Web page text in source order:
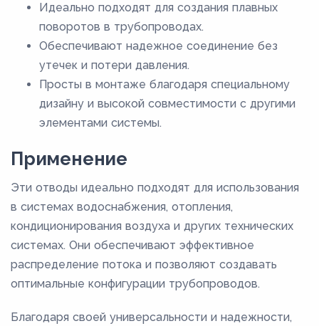
Идеально подходят для создания плавных
поворотов в трубопроводах.
Обеспечивают надежное соединение без
утечек и потери давления.
Просты в монтаже благодаря специальному
дизайну и высокой совместимости с другими
элементами системы.
Применение
Эти отводы идеально подходят для использования
в системах водоснабжения, отопления,
кондиционирования воздуха и других технических
системах. Они обеспечивают эффективное
распределение потока и позволяют создавать
оптимальные конфигурации трубопроводов.
Благодаря своей универсальности и надежности,